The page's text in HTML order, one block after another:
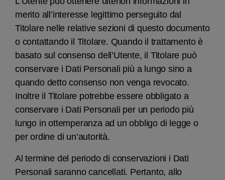
merito all’interesse legittimo perseguito dal
Titolare nelle relative sezioni di questo documento
o contattando il Titolare. Quando il trattamento è
basato sul consenso dell’Utente, il Titolare può
conservare i Dati Personali più a lungo sino a
quando detto consenso non venga revocato.
Inoltre il Titolare potrebbe essere obbligato a
conservare i Dati Personali per un periodo più
lungo in ottemperanza ad un obbligo di legge o
per ordine di un’autorità.
Al termine del periodo di conservazioni i Dati
Personali saranno cancellati. Pertanto, allo